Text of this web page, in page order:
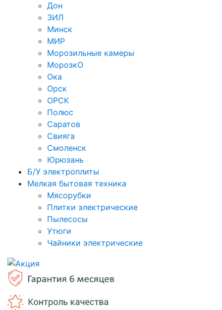
Дон
ЗИЛ
Минск
МИР
Морозильные камеры
МорозкО
Ока
Орск
ОРСК
Полюс
Саратов
Свияга
Смоленск
Юрюзань
Б/У электроплиты
Мелкая бытовая техника
Мясорубки
Плитки электрические
Пылесосы
Утюги
Чайники электрические